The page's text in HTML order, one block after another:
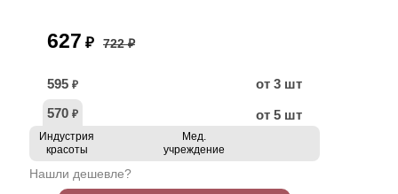
627 ₽ 722 ₽
595 ₽
от 3 шт
570 ₽ от 5 шт
Индустрия
красоты
Мед.
учреждение
Нашли дешевле?